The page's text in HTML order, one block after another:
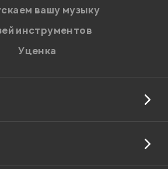
число:
вашу музыку
инструментов
Уценка